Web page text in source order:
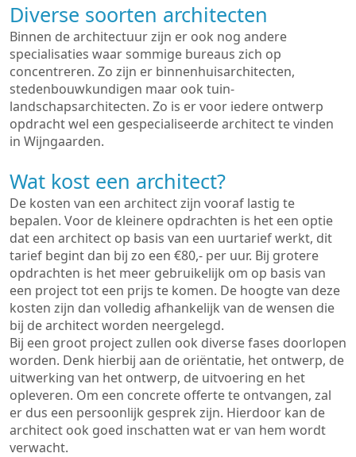
Diverse soorten architecten
Binnen de architectuur zijn er ook nog andere
specialisaties waar sommige bureaus zich op
concentreren. Zo zijn er binnenhuisarchitecten,
stedenbouwkundigen maar ook tuin-
landschapsarchitecten. Zo is er voor iedere ontwerp
opdracht wel een gespecialiseerde architect te vinden
in Wijngaarden.
Wat kost een architect?
De kosten van een architect zijn vooraf lastig te
bepalen. Voor de kleinere opdrachten is het een optie
dat een architect op basis van een uurtarief werkt, dit
tarief begint dan bij zo een €80,- per uur. Bij grotere
opdrachten is het meer gebruikelijk om op basis van
een project tot een prijs te komen. De hoogte van deze
kosten zijn dan volledig afhankelijk van de wensen die
bij de architect worden neergelegd.
Bij een groot project zullen ook diverse fases doorlopen
worden. Denk hierbij aan de oriëntatie, het ontwerp, de
uitwerking van het ontwerp, de uitvoering en het
opleveren. Om een concrete offerte te ontvangen, zal
er dus een persoonlijk gesprek zijn. Hierdoor kan de
architect ook goed inschatten wat er van hem wordt
verwacht.